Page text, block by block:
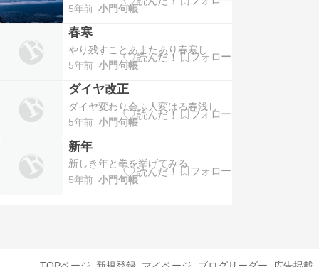
5年前 小門句帳
春寒
やり残すことあまたあり春寒し
5年前 小門句帳
ダイヤ改正
ダイヤ変わり会ふ人変はる春浅し
5年前 小門句帳
新年
新しき年と拳を挙げてみる
5年前 小門句帳